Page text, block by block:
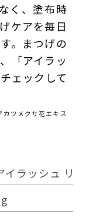
く、塗布時
ケアを毎日
。まつげの
「アイラッ
ェックして
ツメクサ花エキス
イラッシュ リ